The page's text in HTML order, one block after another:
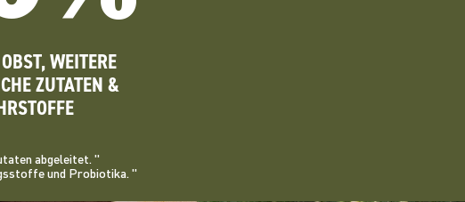
WEITERE
ZUTATEN &
abgeleitet. "
und Probiotika. "